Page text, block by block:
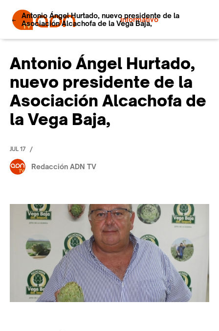
Informativo
Antonio Ángel Hurtado, nuevo presidente de la
Asociación Alcachofa de la Vega Baja,
Antonio Ángel Hurtado,
nuevo presidente de la
Asociación Alcachofa de
la Vega Baja,
JUL 17 /
Redacción ADN TV